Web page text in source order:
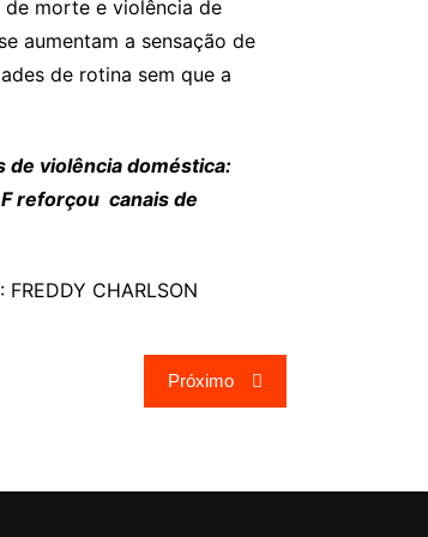
de morte e violência de
aumentam a sensação de
de rotina sem que a
de violência doméstica:
reforçou canais de
FREDDY CHARLSON
Próximo